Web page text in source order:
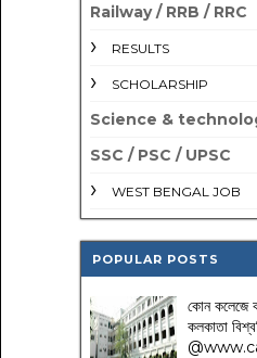
Railway / RRB / RRC
RESULTS
SCHOLARSHIP
Science &
SSC / PSC / UPSC
WEST BENGAL JOB
POPULAR POSTS
কোন কলেজে
কলকাতা